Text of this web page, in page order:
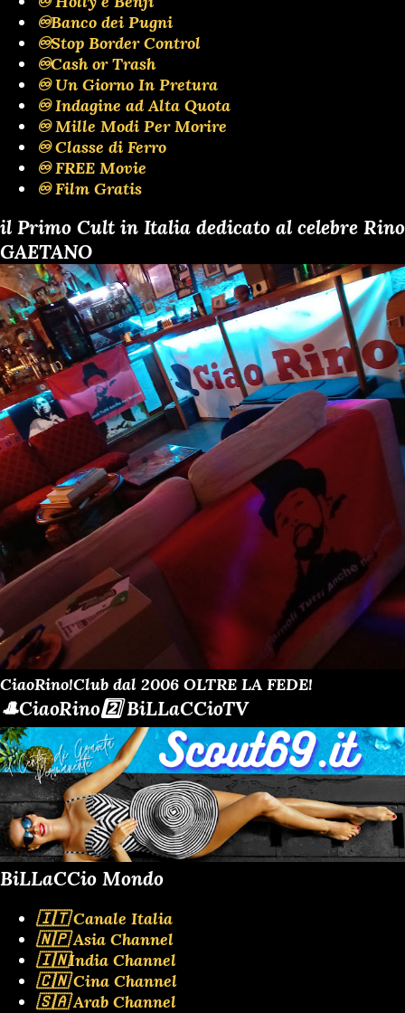
♾️Banco dei Pugni
♾️Stop Border Control
♾️Cash or Trash
♾️ Un Giorno In Pretura
♾️ Indagine ad Alta Quota
♾️ Mille Modi Per Morire
♾️ Classe di Ferro
♾️ FREE Movie
♾️ Film Gratis
il Primo Cult in Italia dedicato al celebre Rino
GAETANO
CiaoRino!Club dal 2006 OLTRE LA FEDE!
🎩CiaoRino2️⃣ BiLLaCCioTV
BiLLaCCio Mondo
🇮🇹 Canale Italia
🇳🇵 Asia Channel
🇮🇳India Channel
🇨🇳 Cina Channel
🇸🇦 Arab Channel